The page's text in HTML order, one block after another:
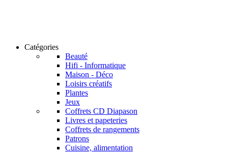
Catégories
Beauté
Hifi - Informatique
Maison - Déco
Loisirs créatifs
Plantes
Jeux
Coffrets CD Diapason
Livres et papeteries
Coffrets de rangements
Patrons
Cuisine, alimentation